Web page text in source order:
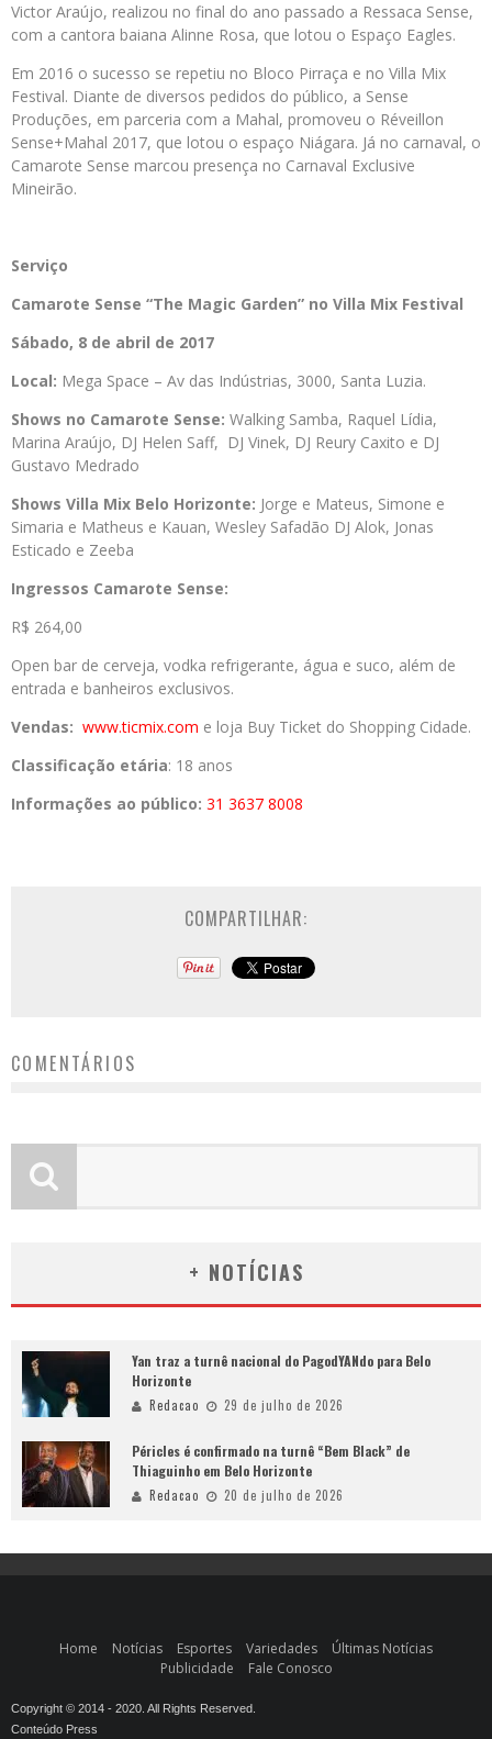
Victor Araújo, realizou no final do ano passado a Ressaca Sense,
com a cantora baiana Alinne Rosa, que lotou o Espaço Eagles.
Em 2016 o sucesso se repetiu no Bloco Pirraça e no Villa Mix
Festival. Diante de diversos pedidos do público, a Sense
Produções, em parceria com a Mahal, promoveu o Réveillon
Sense+Mahal 2017, que lotou o espaço Niágara. Já no carnaval, o
Camarote Sense marcou presença no Carnaval Exclusive
Mineirão.
Serviço
Camarote Sense “The Magic Garden” no Villa Mix Festival
Sábado, 8 de abril de 2017
Local: Mega Space – Av das Indústrias, 3000, Santa Luzia.
Shows no Camarote Sense: Walking Samba, Raquel Lídia,
Marina Araújo, DJ Helen Saff, DJ Vinek, DJ Reury Caxito e DJ
Gustavo Medrado
Shows Villa Mix Belo Horizonte: Jorge e Mateus, Simone e
Simaria e Matheus e Kauan, Wesley Safadão DJ Alok, Jonas
Esticado e Zeeba
Ingressos Camarote Sense:
R$ 264,00
Open bar de cerveja, vodka refrigerante, água e suco, além de
entrada e banheiros exclusivos.
Vendas: www.ticmix.com e loja Buy Ticket do Shopping Cidade.
Classificação etária: 18 anos
Informações ao público: 31 3637 8008
COMPARTILHAR:
COMENTÁRIOS
+ NOTÍCIAS
Yan traz a turnê nacional do PagodYANdo para Belo
Horizonte
Redacao 29 de julho de 2026
Péricles é confirmado na turnê “Bem Black” de
Thiaguinho em Belo Horizonte
Redacao 20 de julho de 2026
Home Notícias Esportes Variedades
Últimas Notícias
Publicidade
Fale Conosco
Copyright © 2014 - 2020. All Rights Reserved.
Conteúdo Press